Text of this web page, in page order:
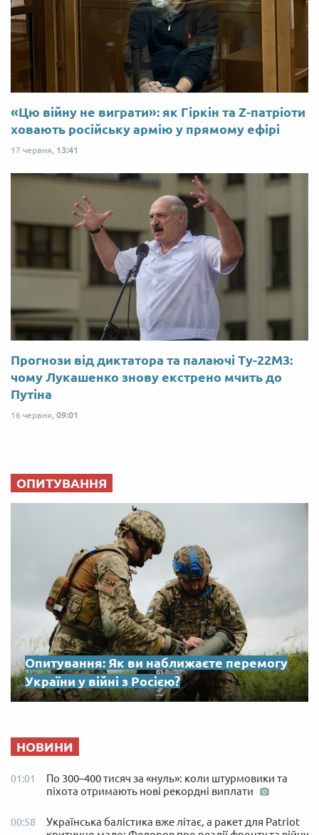
«Цю війну не виграти»: як Гіркін та Z-патріоти
ховають російську армію у прямому ефірі
17 червня, 13:41
Прогнози від диктатора та палаючі Ту-22М3:
чому Лукашенко знову екстрено мчить до
Путіна
16 червня, 09:01
ОПИТУВАННЯ
Опитування: Як ви наближаєте перемогу
України у війні з Росією?
НОВИНИ
01:01
По 300–400 тисяч за «нуль»: коли штурмовики та
піхота отримають нові рекордні виплати
00:58
Українська балістика вже літає, а ракет для Patriot